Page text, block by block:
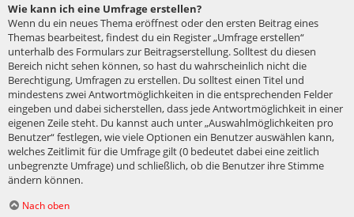
Wie kann ich eine Umfrage erstellen?
Wenn du ein neues Thema eröffnest oder den ersten Beitrag eines
Themas bearbeitest, findest du ein Register „Umfrage erstellen“
unterhalb des Formulars zur Beitragserstellung. Solltest du diesen
Bereich nicht sehen können, so hast du wahrscheinlich nicht die
Berechtigung, Umfragen zu erstellen. Du solltest einen Titel und
mindestens zwei Antwortmöglichkeiten in die entsprechenden Felder
eingeben und dabei sicherstellen, dass jede Antwortmöglichkeit in einer
eigenen Zeile steht. Du kannst auch unter „Auswahlmöglichkeiten pro
Benutzer“ festlegen, wie viele Optionen ein Benutzer auswählen kann,
welches Zeitlimit für die Umfrage gilt (0 bedeutet dabei eine zeitlich
unbegrenzte Umfrage) und schließlich, ob die Benutzer ihre Stimme
ändern können.
Nach oben